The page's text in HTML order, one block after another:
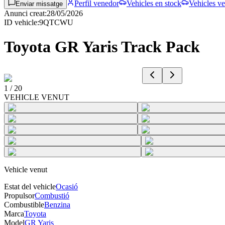
Enviar missatge Perfil venedor Vehicles en stock
Vehicles
Anunci creat:28/05/2026
ID vehicle:9QTCWU
Toyota GR Yaris Track Pack
1 / 20
VEHICLE VENUT
Vehicle venut
Estat del vehicleOcasió
PropulsorCombustió
CombustibleBenzina
MarcaToyota
ModelGR Yaris